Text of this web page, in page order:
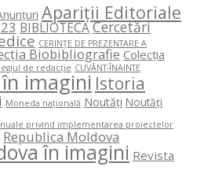
Apariții Editoriale
BIBLIOTECACercetări
CERINŢE DE PREZENTARE A
Biobibliografie Colecția
de redacție CUVÂNT-ÎNAINTE
imagini Istoria
Moneda națională Noutăți Noutăți
privind implementarea proiectelor
Republica Moldova
în imagini Revista